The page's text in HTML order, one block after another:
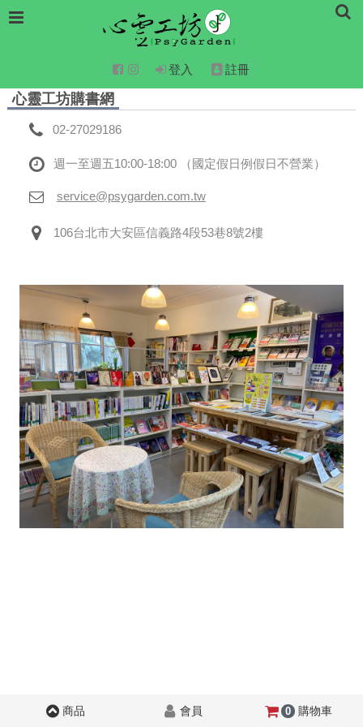
登入 註冊
心靈工坊購書網
02-27029186
週一至週五10:00-18:00 （國定假日例假日不營業）
service@psygarden.com.tw
106台北市大安區信義路4段53巷8號2樓
商品 會員 0 購物車